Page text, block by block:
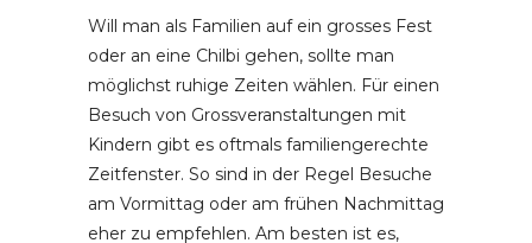
Will man als Familien auf ein grosses Fest
oder an eine Chilbi gehen, sollte man
möglichst ruhige Zeiten wählen. Für einen
Besuch von Grossveranstaltungen mit
Kindern gibt es oftmals familiengerechte
Zeitfenster. So sind in der Regel Besuche
am Vormittag oder am frühen Nachmittag
eher zu empfehlen. Am besten ist es,